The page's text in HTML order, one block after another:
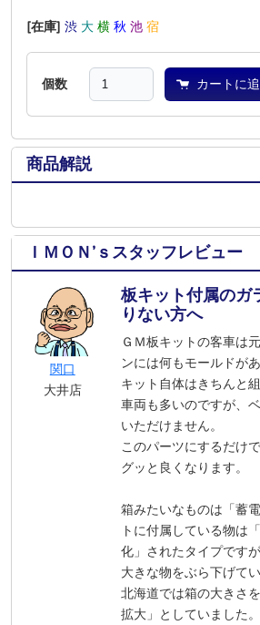
[在庫] 渋 大 横 秋 池 宿
個数 カートに
商品解説
ＩＭＯＮ’ｓスタッフレビュー
関口
大井店
板キット付属のガ
りない方へ
ＧＭ板キットの客車は
ンには何もモールドが
キット自体はきちんと
車両も多いのですが、
いただけません。
このパーツにするだけ
グッと良くなります。
箱みたいなものは「蓄
トに付属している物は
化」されたタイプです
大きな物をぶら下げてい
北海道では箱の大きさ
拡大」としていました。